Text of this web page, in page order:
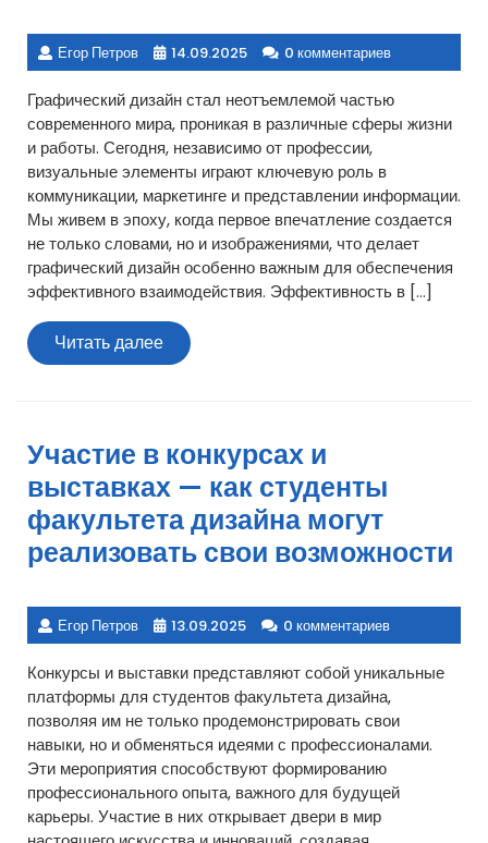
Егор Петров 14.09.2025 0 комментариев
Графический дизайн стал неотъемлемой частью
современного мира, проникая в различные сферы жизни
и работы. Сегодня, независимо от профессии,
визуальные элементы играют ключевую роль в
коммуникации, маркетинге и представлении информации.
Мы живем в эпоху, когда первое впечатление создается
не только словами, но и изображениями, что делает
графический дизайн особенно важным для обеспечения
эффективного взаимодействия. Эффективность в […]
Читать далееЧитать
далее
Участие в конкурсах и
выставках — как студенты
факультета дизайна могут
реализовать свои возможности
Егор Петров 13.09.2025 0 комментариев
Конкурсы и выставки представляют собой уникальные
платформы для студентов факультета дизайна,
позволяя им не только продемонстрировать свои
навыки, но и обменяться идеями с профессионалами.
Эти мероприятия способствуют формированию
профессионального опыта, важного для будущей
карьеры. Участие в них открывает двери в мир